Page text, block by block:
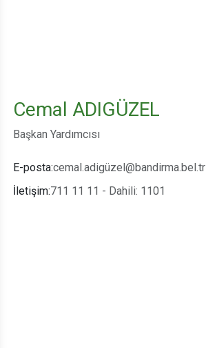
Cemal ADIGÜZEL
Başkan Yardımcısı
E-posta:cemal.adigüzel@bandirma.bel.tr
İletişim:711 11 11 - Dahili: 1101